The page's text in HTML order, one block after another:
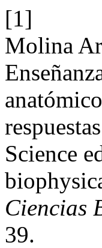
[1]
Molina
Science
Ciencias
39.